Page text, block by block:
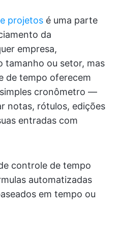
projetos é uma parte
da
empresa,
tamanho ou setor, mas
de tempo oferecem
cronômetro —
notas, rótulos, edições
entradas com
controle de tempo
automatizadas
em tempo ou